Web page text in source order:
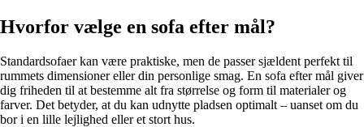
Hvorfor vælge en sofa efter mål?
Standardsofaer kan være praktiske, men de passer sjældent perfekt til
rummets dimensioner eller din personlige smag. En sofa efter mål giver
dig friheden til at bestemme alt fra størrelse og form til materialer og
farver. Det betyder, at du kan udnytte pladsen optimalt – uanset om du
bor i en lille lejlighed eller et stort hus.